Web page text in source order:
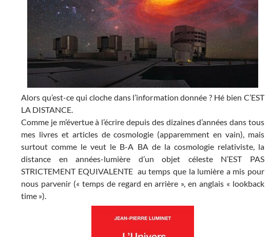
Alors qu’est-ce qui cloche dans l’information donnée ? Hé bien C’EST
LA DISTANCE.
Comme je m’évertue à l’écrire depuis des dizaines d’années dans tous
mes livres et articles de cosmologie (apparemment en vain), mais
surtout comme le veut le B-A BA de la cosmologie relativiste, la
distance en années-lumière d’un objet céleste N’EST PAS
STRICTEMENT EQUIVALENTE au temps que la lumière a mis pour
nous parvenir (« temps de regard en arrière », en anglais « lookback
time »).